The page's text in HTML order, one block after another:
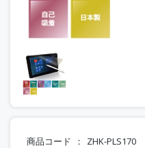
商品コード ZHK-PLS170